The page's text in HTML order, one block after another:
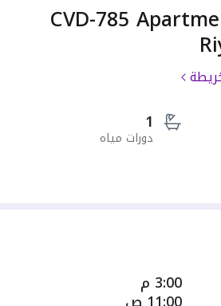
CVD-785
1
دورات مياه
3:00 م